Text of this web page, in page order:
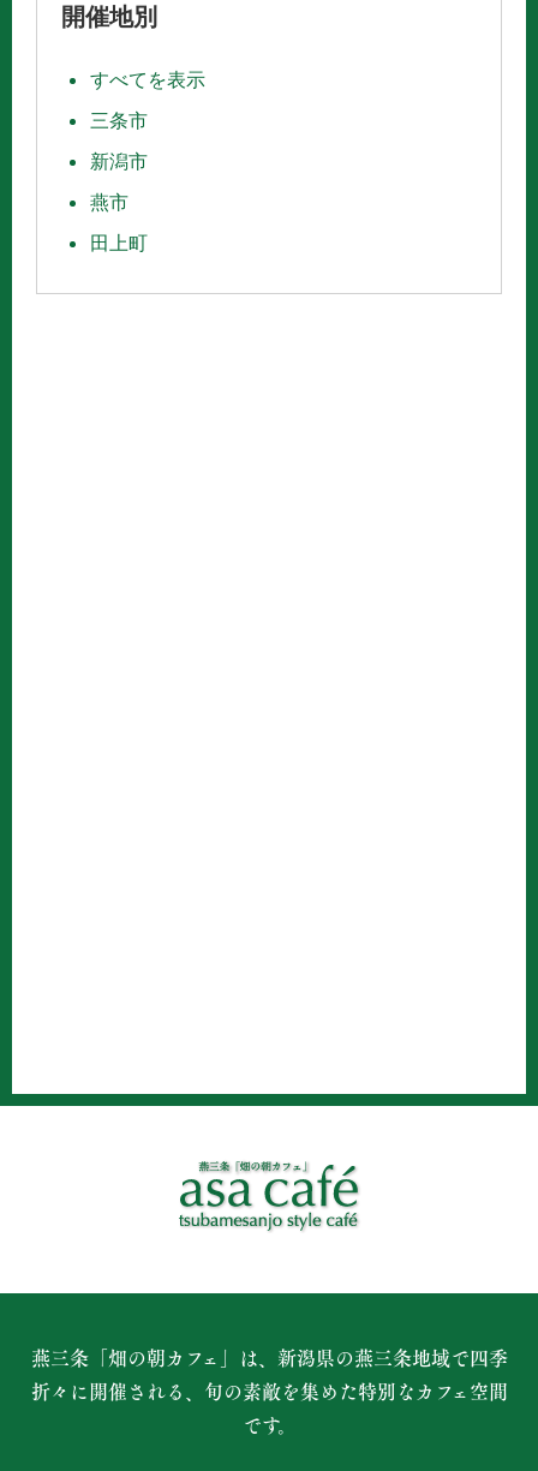
開催地別
すべてを表示
三条市
新潟市
燕市
田上町
燕三条「畑の朝カフェ」は、新潟県の燕三条地域で四季
折々に開催される、 旬の素敵を集めた特別なカフェ空間
です。